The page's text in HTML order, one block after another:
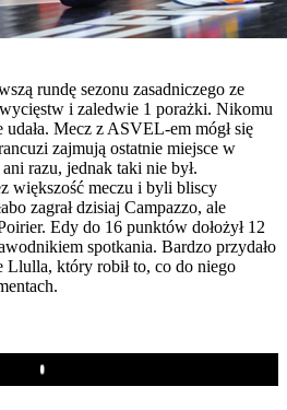
rundę sezonu zasadniczego ze
i zaledwie 1 porażki. Nikomu
Mecz z ASVEL-em mógł się
zajmują ostatnie miejsce w
razu, jednak taki nie był.
większość meczu i byli bliscy
zagrał dzisiaj Campazzo, ale
Edy do 16 punktów dołożył 12
spotkania. Bardzo przydało
Llulla, który robił to, co do niego
Play